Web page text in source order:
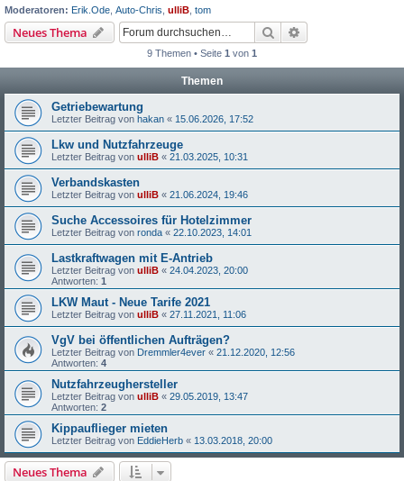
Moderatoren: Erik.Ode Auto-Chris ulliB tom
Neues Thema Suche
9 Themen • Seite 1 von 1
Themen
Getriebewartung
Letzter Beitrag von hakan « 15.06.2026, 17:52
Lkw und Nutzfahrzeuge
Letzter Beitrag von ulliB « 21.03.2025, 10:31
Verbandskasten
Letzter Beitrag von ulliB « 21.06.2024, 19:46
Suche Accessoires für Hotelzimmer
Letzter Beitrag von ronda « 22.10.2023, 14:01
Lastkraftwagen mit E-Antrieb
Letzter Beitrag von ulliB « 24.04.2023, 20:00
Antworten: 1
LKW Maut - Neue Tarife 2021
Letzter Beitrag von ulliB « 27.11.2021, 11:06
VgV bei öffentlichen Aufträgen?
Letzter Beitrag von Dremmler4ever « 21.12.2020, 12:56
Antworten: 4
Nutzfahrzeughersteller
Letzter Beitrag von ulliB « 29.05.2019, 13:47
Antworten: 2
Kippauflieger mieten
Letzter Beitrag von EddieHerb « 13.03.2018, 20:00
Neues Thema